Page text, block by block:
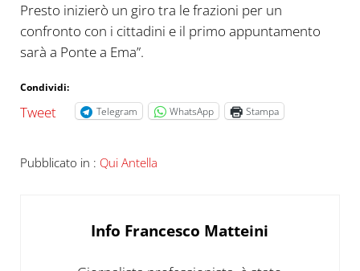
Presto inizierò un giro tra le frazioni per un
confronto con i cittadini e il primo appuntamento
sarà a Ponte a Ema”.
Condividi:
Tweet Telegram WhatsApp Stampa
Pubblicato in : Qui Antella
Info Francesco Matteini